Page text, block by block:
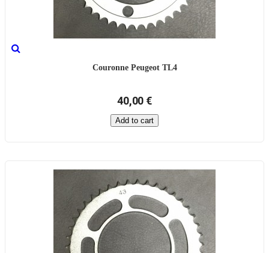
Couronne Peugeot TL4
40,00 €
Add to cart